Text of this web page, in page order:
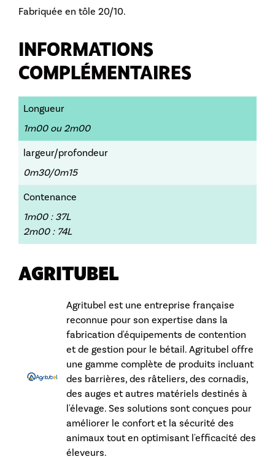
Fabriquée en tôle 20/10.
INFORMATIONS
COMPLÉMENTAIRES
Longueur
1m00 ou 2m00
largeur/profondeur
0m30/0m15
Contenance
1m00 : 37L
2m00 : 74L
AGRITUBEL
Agritubel est une entreprise française
reconnue pour son expertise dans la
fabrication d'équipements de contention
et de gestion pour le bétail. Agritubel offre
une gamme complète de produits incluant
des barrières, des râteliers, des cornadis,
des auges et autres matériels destinés à
l'élevage. Ses solutions sont conçues pour
améliorer le confort et la sécurité des
animaux tout en optimisant l'efficacité des
éleveurs.